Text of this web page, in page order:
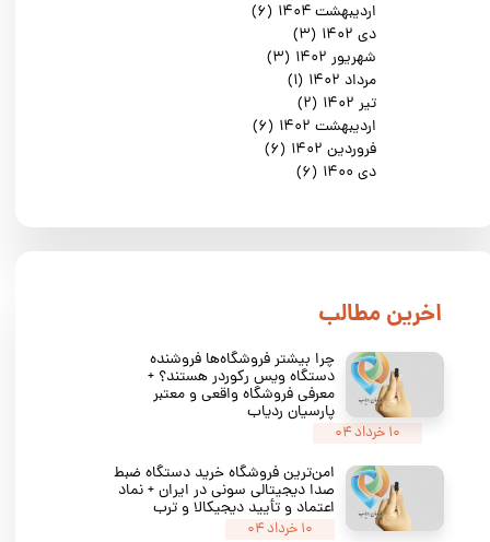
اردیبهشت ۱۴۰۴
(۶)
دی ۱۴۰۲
(۳)
شهریور ۱۴۰۲
(۳)
مرداد ۱۴۰۲
(۱)
تیر ۱۴۰۲
(۲)
اردیبهشت ۱۴۰۲
(۶)
فروردین ۱۴۰۲
(۶)
دی ۱۴۰۰
(۶)
​اخرین مطالب
چرا بیشتر فروشگاه‌ها فروشنده
دستگاه ویس رکوردر هستند؟ +
معرفی فروشگاه واقعی و معتبر
پارسیان ردیاب
۱۰ خرداد ۰۴
امن‌ترین فروشگاه خرید دستگاه ضبط
صدا دیجیتالی سونی در ایران + نماد
اعتماد و تأیید دیجیکالا و ترب
۱۰ خرداد ۰۴